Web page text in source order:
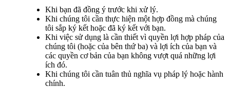
Khi bạn đã đồng ý trước khi xử lý.
Khi chúng tôi cần thực hiện một hợp đồng mà chúng
tôi sắp ký kết hoặc đã ký kết với bạn.
Khi việc sử dụng là cần thiết vì quyền lợi hợp pháp của
chúng tôi (hoặc của bên thứ ba) và lợi ích của bạn và
các quyền cơ bản của bạn không vượt quá những lợi
ích đó.
Khi chúng tôi cần tuân thủ nghĩa vụ pháp lý hoặc hành
chính.